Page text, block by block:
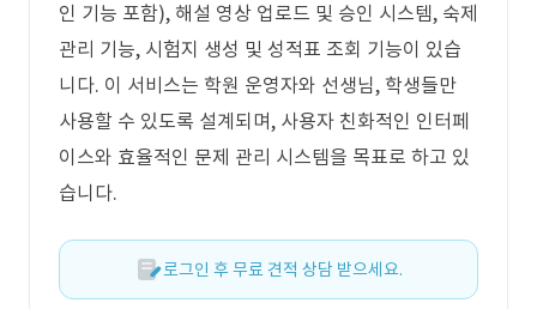
인 기능 포함), 해설 영상 업로드 및 승인 시스템, 숙제
관리 기능, 시험지 생성 및 성적표 조회 기능이 있습
니다. 이 서비스는 학원 운영자와 선생님, 학생들만
사용할 수 있도록 설계되며, 사용자 친화적인 인터페
이스와 효율적인 문제 관리 시스템을 목표로 하고 있
습니다.
로그인 후 무료 견적 상담 받으세요.